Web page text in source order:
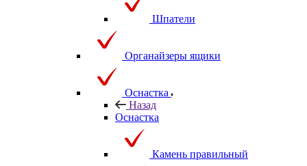
Шпатели
Органайзеры ящики
Оснастка
Назад
Оснастка
Камень правильный